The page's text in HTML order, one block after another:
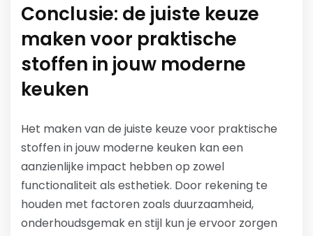
Conclusie: de juiste keuze
maken voor praktische
stoffen in jouw moderne
keuken
Het maken van de juiste keuze voor praktische
stoffen in jouw moderne keuken kan een
aanzienlijke impact hebben op zowel
functionaliteit als esthetiek. Door rekening te
houden met factoren zoals duurzaamheid,
onderhoudsgemak en stijl kun je ervoor zorgen